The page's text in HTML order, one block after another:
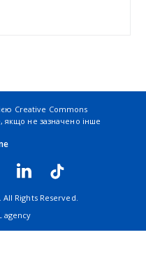
Creative Commons
, якщо не зазначено інше
Rights Reserved.
agency